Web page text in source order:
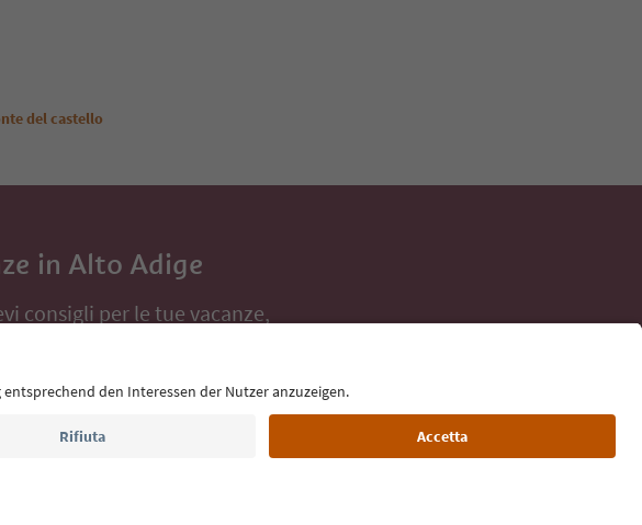
del castello
in Alto Adige
consigli per le tue vacanze,